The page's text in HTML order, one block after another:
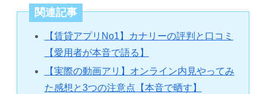
関連記事
【賃貸アプリNo1】カナリーの評判と口コミ
【愛用者が本音で語る】
【実際の動画アリ】オンライン内見やってみ
た感想と3つの注意点【本音で晒す】